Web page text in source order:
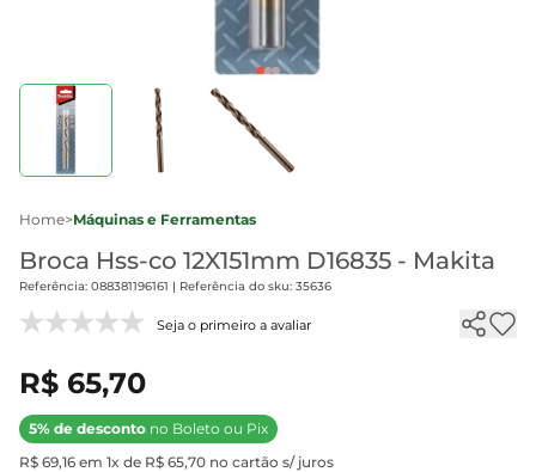
Home>Máquinas e Ferramentas
Broca Hss-co 12X151mm D16835 - Makita
Referência: 088381196161 | Referência do sku: 35636
Seja o primeiro a avaliar
R$ 65,70
5% de desconto no Boleto ou Pix
R$ 69,16 em 1x de R$ 65,70 no cartão s/ juros